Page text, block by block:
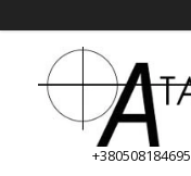
+380508184695